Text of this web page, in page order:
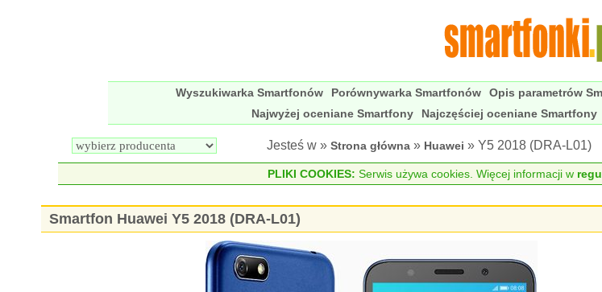
Wyszukiwarka Smartfonów Porównywarka Smartfonów Opis parametrów
Najwyżej oceniane Smartfony
Najczęściej oceniane Smartfony
Jesteś w » Strona główna » Huawei » Y5 2018 (DRA-L01)
PLIKI COOKIES: Serwis używa cookies. Więcej informacji w
Smartfon Huawei Y5 2018 (DRA-L01)